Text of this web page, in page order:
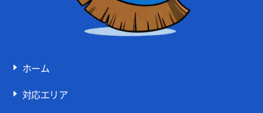
ホーム
対応エリア